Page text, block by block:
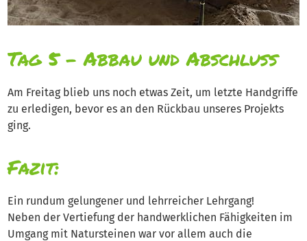
Tag 5 – Abbau und Abschluss
Am Freitag blieb uns noch etwas Zeit, um letzte Handgriffe
zu erledigen, bevor es an den Rückbau unseres Projekts
ging.
Fazit:
Ein rundum gelungener und lehrreicher Lehrgang!
Neben der Vertiefung der handwerklichen Fähigkeiten im
Umgang mit Natursteinen war vor allem auch die